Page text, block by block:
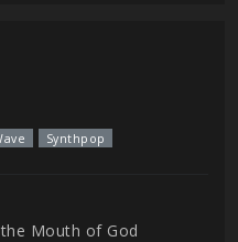
Synthpop
Mouth of God